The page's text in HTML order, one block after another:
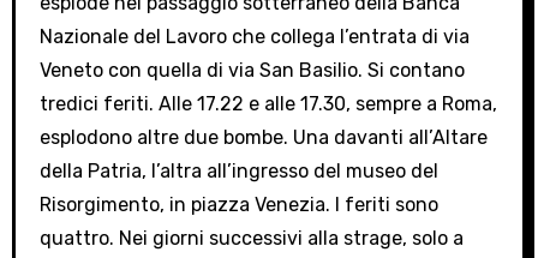
Nazionale del Lavoro che collega l’entrata di via
Veneto con quella di via San Basilio. Si contano
tredici feriti. Alle 17.22 e alle 17.30, sempre a Roma,
esplodono altre due bombe. Una davanti all’Altare
della Patria, l’altra all’ingresso del museo del
Risorgimento, in piazza Venezia. I feriti sono
quattro. Nei giorni successivi alla strage, solo a